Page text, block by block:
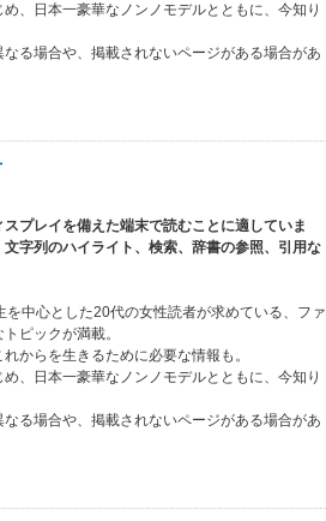
、日本一豪華なノンノモデルとともに、今知り
る場合や、掲載されないページがある場合があ
プレイを備えた端末で読むことに適していま
字列のハイライト、検索、辞書の参照、引用な
中心とした20代の女性読者が求めている、ファ
ピックが満載。
からを生きるために必要な情報も。
、日本一豪華なノンノモデルとともに、今知り
る場合や、掲載されないページがある場合があ